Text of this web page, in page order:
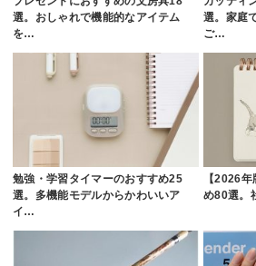
選。おしゃれで機能的なアイテム
を…
選。家庭
ご…
勉強・学習タイマーのおすすめ25
選。多機能モデルからかわいいア
イ…
【2026
め80選。